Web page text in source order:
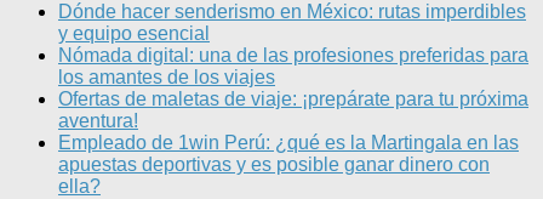
Dónde hacer senderismo en México: rutas imperdibles
y equipo esencial
Nómada digital: una de las profesiones preferidas para
los amantes de los viajes
Ofertas de maletas de viaje: ¡prepárate para tu próxima
aventura!
Empleado de 1win Perú: ¿qué es la Martingala en las
apuestas deportivas y es posible ganar dinero con
ella?